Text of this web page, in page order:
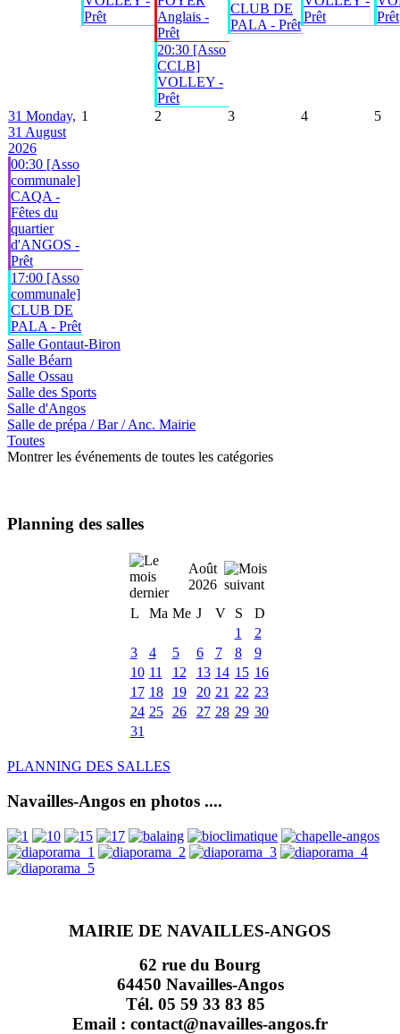
Prêt
Anglais -
Prêt
20:30 [Asso
CCLB]
VOLLEY -
Prêt
CLUB DE
PALA - Prêt
Prêt
Prêt
31 Monday,
31 August
2026
00:30 [Asso
communale]
CAQA -
Fêtes du
quartier
d'ANGOS -
Prêt
17:00 [Asso
communale]
CLUB DE
PALA - Prêt
1 2 3 4 5
Salle Gontaut-Biron
Salle Béarn
Salle Ossau
Salle des Sports
Salle d'Angos
Salle de prépa / Bar / Anc. Mairie
Toutes
Montrer les événements de toutes les catégories
Planning des salles
Août
2026
L
Ma Me J V S
D
1
2
3
4 5 6 7 8
9
10 11 12 13 14 15 16
17 18 19 20 21 22 23
24 25 26 27 28 29 30
31
PLANNING DES SALLES
Navailles-Angos en photos ....
MAIRIE DE NAVAILLES-ANGOS
62 rue du Bourg
64450 Navailles-Angos
Tél. 05 59 33 83 85
Email : contact@navailles-angos.fr